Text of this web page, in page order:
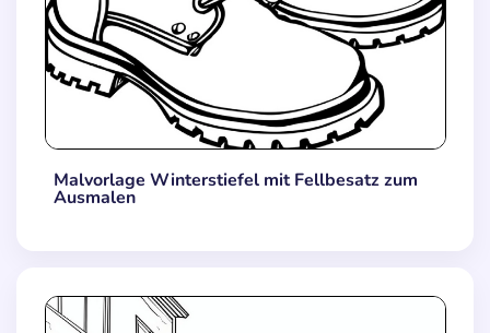
Malvorlage Winterstiefel mit Fellbesatz zum
Ausmalen